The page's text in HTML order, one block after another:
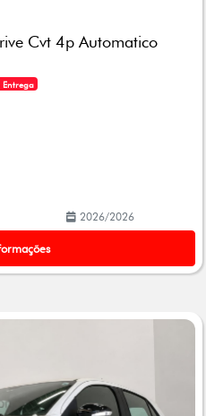
Cvt 4p Automatico
Entrega
2026/2026